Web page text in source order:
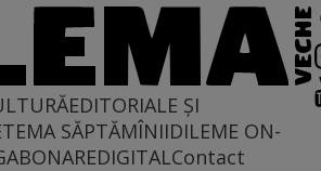
EDITORIALE ȘI
TEMA SĂPTĂMÎNIIDILEME ON-
ABONAREDIGITALContact